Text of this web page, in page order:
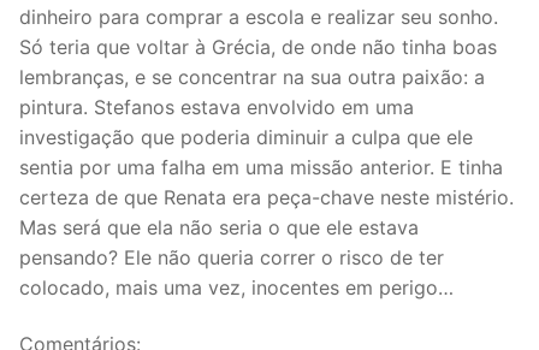
dinheiro para comprar a escola e realizar seu sonho.
Só teria que voltar à Grécia, de onde não tinha boas
lembranças, e se concentrar na sua outra paixão: a
pintura. Stefanos estava envolvido em uma
investigação que poderia diminuir a culpa que ele
sentia por uma falha em uma missão anterior. E tinha
certeza de que Renata era peça-chave neste mistério.
Mas será que ela não seria o que ele estava
pensando? Ele não queria correr o risco de ter
colocado, mais uma vez, inocentes em perigo…
Comentários: